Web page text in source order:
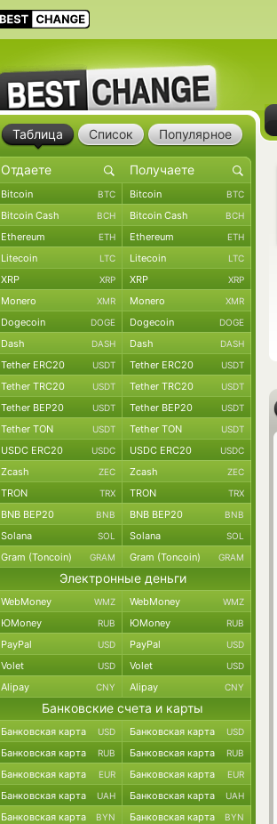
Таблица Список Популярное
Bitcoin BTC Bitcoin BTC
Bitcoin Cash BCH Bitcoin Cash BCH
Ethereum ETH Ethereum ETH
Litecoin LTC Litecoin LTC
XRP XRP XRP XRP
Monero XMR Monero XMR
Dogecoin DOGE Dogecoin DOGE
Dash DASH Dash DASH
Tether ERC20 USDT Tether ERC20 USDT
Tether TRC20 USDT Tether TRC20 USDT
Tether BEP20 USDT Tether BEP20 USDT
Tether TON USDT Tether TON USDT
USDC ERC20 USDC USDC ERC20 USDC
Zcash ZEC Zcash ZEC
TRON TRX TRON TRX
BNB BEP20 BNB BNB BEP20 BNB
Solana SOL Solana SOL
Gram (Toncoin) GRAM Gram (Toncoin) GRAM
Электронные деньги
WebMoney WMZ WebMoney WMZ
ЮMoney RUB ЮMoney RUB
PayPal USD PayPal USD
Volet USD Volet USD
Alipay CNY Alipay CNY
Банковские счета и карты
Банковская карта USD Банковская карта USD
Банковская карта RUB Банковская карта RUB
Банковская карта EUR Банковская карта EUR
Банковская карта UAH Банковская карта UAH
Банковская карта BYN Банковская карта BYN